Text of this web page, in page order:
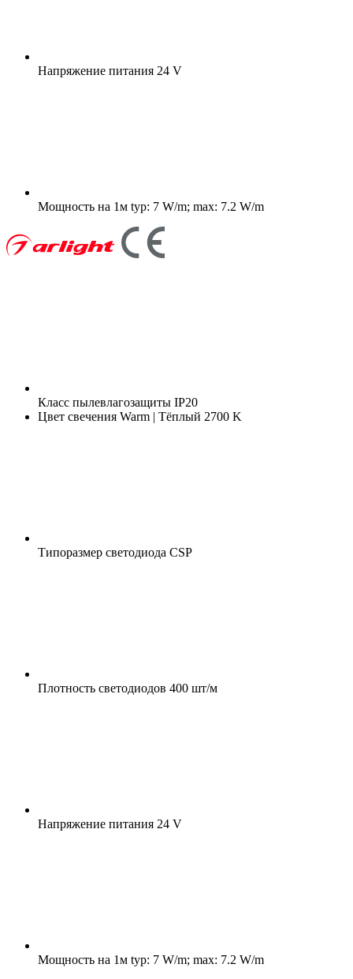
Напряжение питания 24 V
Мощность на 1м typ: 7 W/m; max: 7.2 W/m
Класс пылевлагозащиты IP20
Цвет свечения Warm | Тёплый 2700 K
Типоразмер светодиода CSP
Плотность светодиодов 400 шт/м
Напряжение питания 24 V
Мощность на 1м typ: 7 W/m; max: 7.2 W/m